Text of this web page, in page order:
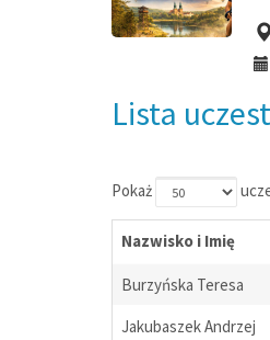
Lista
Pokaż
Nazwisko i Imię
Burzyńska Teresa
Jakubaszek Andrzej